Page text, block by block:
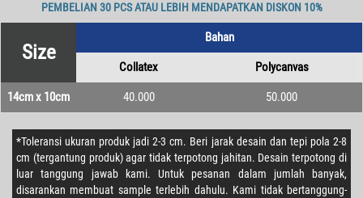
PEMBELIAN 30 PCS ATAU LEBIH MENDAPATKAN DISKON 10%
Size
Bahan
Collatex Polycanvas
14cm x 10cm 40.000 50.000
*Toleransi ukuran produk jadi 2-3 cm. Beri jarak desain dan tepi pola 2-8
cm (tergantung produk) agar tidak terpotong jahitan. Desain terpotong di
luar tanggung jawab kami. Untuk pesanan dalam jumlah banyak,
disarankan membuat sample terlebih dahulu. Kami tidak bertanggung-